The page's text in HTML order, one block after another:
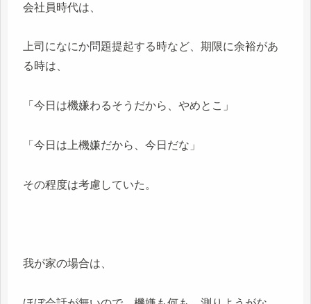
会社員時代は、
上司になにか問題提起する時など、期限に余裕があ
る時は、
「今日は機嫌わるそうだから、やめとこ」
「今日は上機嫌だから、今日だな」
その程度は考慮していた。
我が家の場合は、